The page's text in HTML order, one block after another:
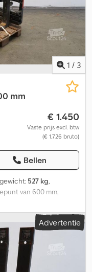
1 / 3
mm
€ 1.450
Vaste prijs excl. btw
(€ 1.726 bruto)
Bellen
527 kg,
van 600 mm,
mm, bouwbreedte:
ophanging: FEM3A,
238 mm. Gebruikte
sideshift +/- 100 mm,
mm, klembereik 560-
1150 mm,
238 mm.
Advertentie